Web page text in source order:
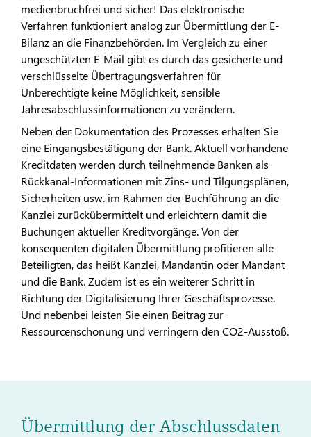
medienbruchfrei und sicher! Das elektronische
Verfahren funktioniert analog zur Übermittlung der E-
Bilanz an die Finanzbehörden. Im Vergleich zu einer
ungeschützten E-Mail gibt es durch das gesicherte und
verschlüsselte Übertragungsverfahren für
Unberechtigte keine Möglichkeit, sensible
Jahresabschlussinformationen zu verändern.
Neben der Dokumentation des Prozesses erhalten Sie
eine Eingangsbestätigung der Bank. Aktuell vorhandene
Kreditdaten werden durch teilnehmende Banken als
Rückkanal-Informationen mit Zins- und Tilgungsplänen,
Sicherheiten usw. im Rahmen der Buchführung an die
Kanzlei zurückübermittelt und erleichtern damit die
Buchungen aktueller Kreditvorgänge. Von der
konsequenten digitalen Übermittlung profitieren alle
Beteiligten, das heißt Kanzlei, Mandantin oder Mandant
und die Bank. Zudem ist es ein weiterer Schritt in
Richtung der Digitalisierung Ihrer Geschäftsprozesse.
Und nebenbei leisten Sie einen Beitrag zur
Ressourcenschonung und verringern den CO2-Ausstoß.
Übermittlung der Abschlussdaten